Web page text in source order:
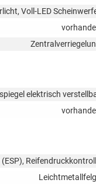
Voll-LED
elektrisch